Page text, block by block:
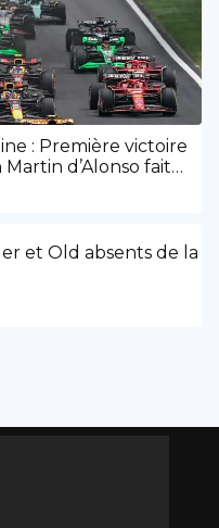
: Première victoire
d’Alonso fait
et Old absents de la